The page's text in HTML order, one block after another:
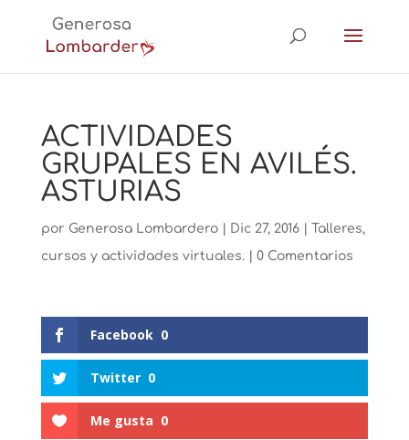
ACTIVIDADES
GRUPALES EN AVILÉS.
ASTURIAS
por Generosa Lombardero| Dic 27, 2016| Talleres,
cursos y actividades virtuales.| 0 Comentarios
Facebook 0
Twitter 0
Me gusta 0